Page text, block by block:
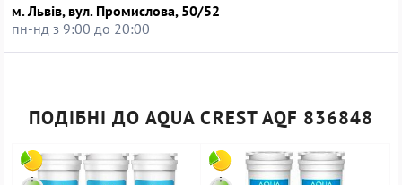
м. Львів, вул. Промислова, 50/52
пн-нд з 9:00 до 20:00
ПОДІБНІ ДО AQUA CREST AQF 836848